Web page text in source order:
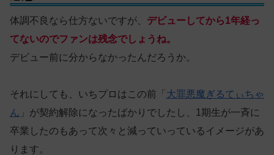
体調不良なら仕方ないですが、 デビューしてから1年経っ
てないのでファンは残念でしょうね。
デビュー前に分からなかったんだろうか。
それにしても、いちプロはこの前「 大罪悪魔ぎるてぃちゃ
ん 」が契約解除になったばかりでしたし、1期生が一斉に
卒業したのもあって次々と減っていっているイメージがあ
ります。